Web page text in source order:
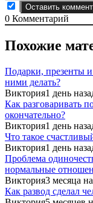
0 Комментарий
Похожие
Подарки, презенты и
ними делать?
Виктория1 день
Как разговаривать
окончательно?
Виктория1 день
Что такое
Виктория1 день
Проблема
нормальные
Виктория3 месяца
Как развод сделал